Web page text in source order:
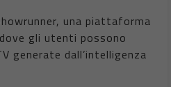
una piattaforma
gli utenti possono
generate dall’intelligenza